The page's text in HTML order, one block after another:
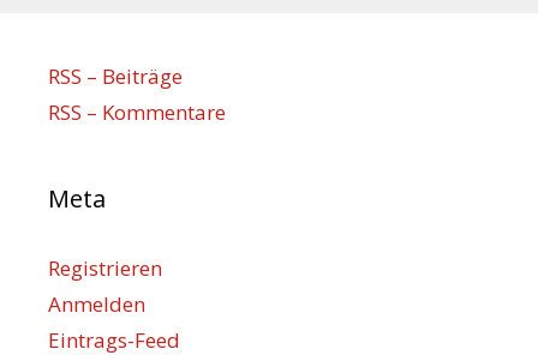
RSS – Beiträge
RSS – Kommentare
Meta
Registrieren
Anmelden
Eintrags-Feed